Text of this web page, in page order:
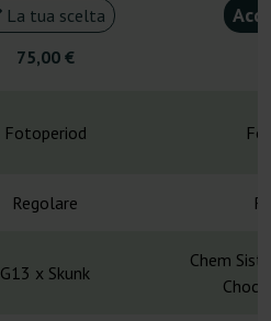
La tua scelta
75,00 €
Fotoperiod
Regolare
G13 x Skunk
Chem